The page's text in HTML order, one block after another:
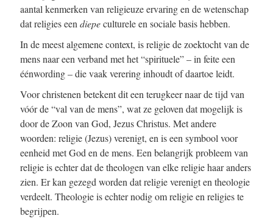
aantal kenmerken van religieuze ervaring en de wetenschap
dat religies een diepeculturele en sociale basis hebben.
In de meest algemene context, is religie de zoektocht van de
mens naar een verband met het “spirituele” – in feite een
éénwording – die vaak verering inhoudt of daartoe leidt.
Voor christenen betekent dit een terugkeer naar de tijd van
vóór de “val van de mens”, wat ze geloven dat mogelijk is
door de Zoon van God, Jezus Christus. Met andere
woorden: religie (Jezus) verenigt, en is een symbool voor
eenheid met God en de mens. Een belangrijk probleem van
religie is echter dat de theologen van elke religie haar anders
zien. Er kan gezegd worden dat religie verenigt en theologie
verdeelt. Theologie is echter nodig om religie en religies te
begrijpen.